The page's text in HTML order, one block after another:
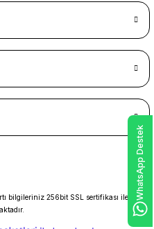
bilgileriniz 256bit SSL sertifikası ile
WhatsApp Destek